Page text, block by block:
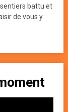
battu et
de vous y